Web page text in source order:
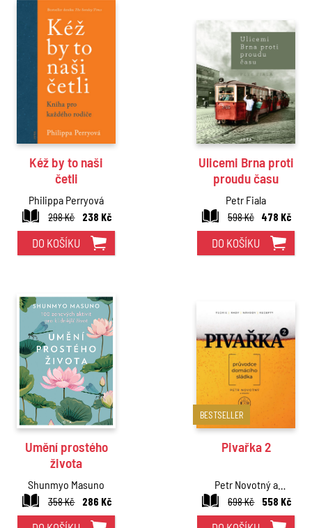
Kéž by to naši
četli
Philippa Perryová
298 Kč
238 Kč
DO KOŠÍKU
Ulicemi Brna proti
proudu času
Petr Fiala
598 Kč 478 Kč
DO KOŠÍKU
Umění prostého
života
Shunmyo Masuno
358 Kč
286 Kč
BESTSELLER
Pivařka 2
Petr Novotný a
kolektiv
698 Kč 558 Kč